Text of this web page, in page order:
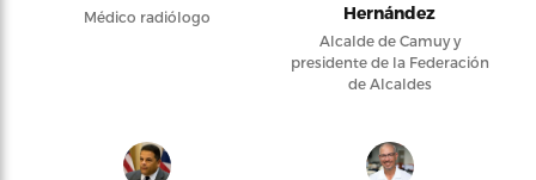
Médico radiólogo
Hernández
Alcalde de Camuy y
presidente de la Federación
de Alcaldes